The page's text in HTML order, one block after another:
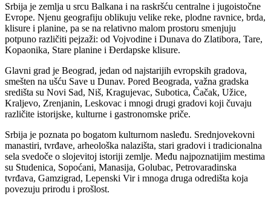
Srbija je zemlja u srcu Balkana i na raskršću centralne i jugoistočne
Evrope. Njenu geografiju oblikuju velike reke, plodne ravnice, brda,
klisure i planine, pa se na relativno malom prostoru smenjuju
potpuno različiti pejzaži: od Vojvodine i Dunava do Zlatibora, Tare,
Kopaonika, Stare planine i Đerdapske klisure.
Glavni grad je Beograd, jedan od najstarijih evropskih gradova,
smešten na ušću Save u Dunav. Pored Beograda, važna gradska
središta su Novi Sad, Niš, Kragujevac, Subotica, Čačak, Užice,
Kraljevo, Zrenjanin, Leskovac i mnogi drugi gradovi koji čuvaju
različite istorijske, kulturne i gastronomske priče.
Srbija je poznata po bogatom kulturnom nasleđu. Srednjovekovni
manastiri, tvrđave, arheološka nalazišta, stari gradovi i tradicionalna
sela svedoče o slojevitoj istoriji zemlje. Među najpoznatijim mestima
su Studenica, Sopoćani, Manasija, Golubac, Petrovaradinska
tvrđava, Gamzigrad, Lepenski Vir i mnoga druga odredišta koja
povezuju prirodu i prošlost.